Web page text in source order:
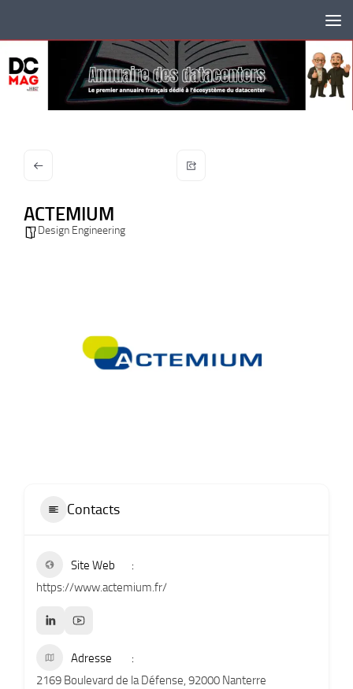
ACTEMIUM
Design Engineering
Contacts
Site Web
https://www.actemium.fr/
Adresse
2169 Boulevard de la Défense, 92000 Nanterre